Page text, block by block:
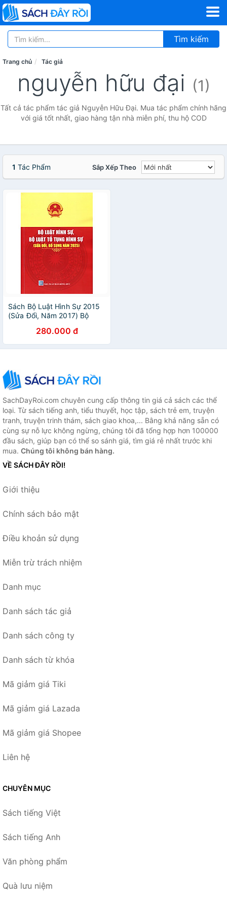
Tìm kiếm
Trang chủ Tác giả
nguyễn hữu đại (1)
Tất cả tác phẩm tác giả Nguyễn Hữu Đại. Mua tác phẩm chính hãng
với giá tốt nhất, giao hàng tận nhà miễn phí, thu hộ COD
1 Tác Phẩm Sắp Xếp Theo
Sách Bộ Luật Hình Sự 2015
(Sửa Đổi, Năm 2017) Bộ
Tổ Chức Cơ Quan Điều Tra
Hình Sự Luật Thi Hành Tạm
Giữ Tạm Giam
280.000 đ
SachDayRoi.com chuyên cung cấp thông tin giá cả sách các thể
loại. Từ sách tiếng anh, tiểu thuyết, học tập, sách trẻ em, truyện
tranh, truyện trinh thám, sách giao khoa,... Bằng khả năng sẵn có
cùng sự nỗ lực không ngừng, chúng tôi đã tổng hợp hơn 100000
đầu sách, giúp bạn có thể so sánh giá, tìm giá rẻ nhất trước khi
mua. Chúng tôi không bán hàng.
VỀ SÁCH ĐÂY RỒI!
Giới thiệu
Chính sách bảo mật
Điều khoản sử dụng
Miễn trừ trách nhiệm
Danh mục
Danh sách tác giả
Danh sách công ty
Danh sách từ khóa
Mã giảm giá Tiki
Mã giảm giá Lazada
Mã giảm giá Shopee
Liên hệ
CHUYÊN MỤC
Sách tiếng Việt
Sách tiếng Anh
Văn phòng phẩm
Quà lưu niệm